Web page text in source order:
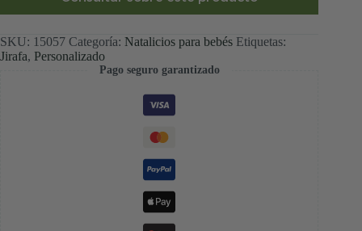
SKU: 15057 Categoría: Natalicios para bebés Etiquetas:
Jirafa, Personalizado
Pago seguro garantizado